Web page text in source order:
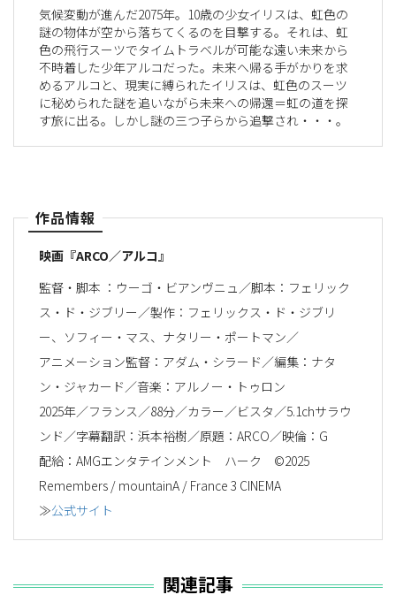
気候変動が進んだ2075年。10歳の少女イリスは、虹色の
謎の物体が空から落ちてくるのを目撃する。それは、虹
色の飛行スーツでタイムトラベルが可能な遠い未来から
不時着した少年アルコだった。未来へ帰る手がかりを求
めるアルコと、現実に縛られたイリスは、虹色のスーツ
に秘められた謎を追いながら未来への帰還＝虹の道を探
す旅に出る。しかし謎の三つ子らから追撃され・・・。
作品情報
映画『ARCO／アルコ』
監督・脚本 ：ウーゴ・ビアンヴニュ／脚本：フェリック
ス・ド・ジブリー／製作：フェリックス・ド・ジブリ
ー、ソフィー・マス、ナタリー・ポートマン／
アニメーション監督：アダム・シラード／編集：ナタ
ン・ジャカード／音楽：アルノー・トゥロン
2025年／フランス／88分／カラー／ビスタ／5.1chサラウ
ンド／字幕翻訳：浜本裕樹／原題：ARCO／映倫：G
配給：AMGエンタテインメント ハーク ©2025
Remembers / mountainA / France 3 CINEMA
≫公式サイト
関連記事